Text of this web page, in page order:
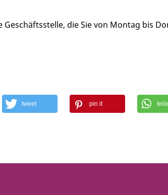
die Sie von Montag bis
tweet pin it